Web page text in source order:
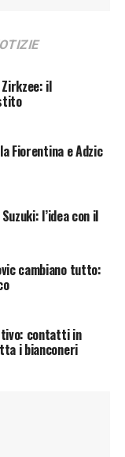
il
Fiorentina e Adzic
l’idea con il
cambiano tutto:
contatti in
i bianconeri